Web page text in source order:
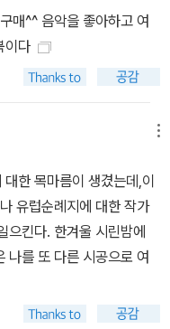
오페라 페스티벌, 공연되
시대 공연을 하는 슈베
독특한 콘셉트로 세계 음
. 바이로이트 페스티벌은
건축하면서부터 시작되
스스로 지은 독특한 경우
지가 되었다. 반면에 베르
람들의 염원을 오랫동안
그의 사후 100년 후에나
매^^ 음악을 좋아하고 여
이다
한 목마름이 생겼는데,이
유럽순례지에 대한 작가
으킨다. 한겨울 시린밤에
나를 또 다른 시공으로 여